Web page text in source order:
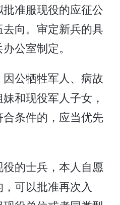
准服现役的应征公
向。审定新兵的具
公室制定。
公牺牲军人、病故
和现役军人子女，
条件的，应当优先
的士兵，本人自愿
可以批准再次入